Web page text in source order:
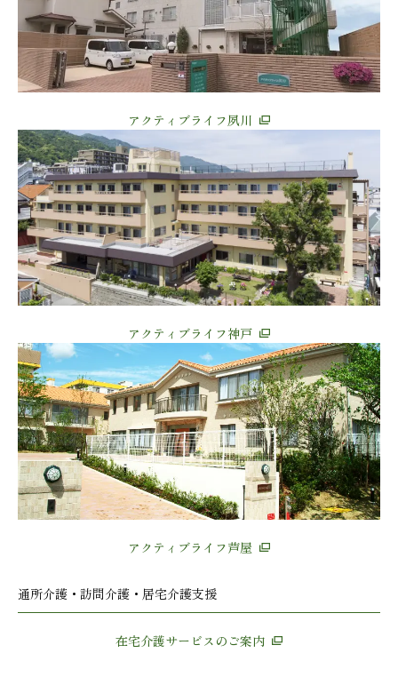
アクティブライフ夙川
アクティブライフ神戸
アクティブライフ芦屋
通所介護・訪問介護・居宅介護支援
在宅介護サービスのご案内